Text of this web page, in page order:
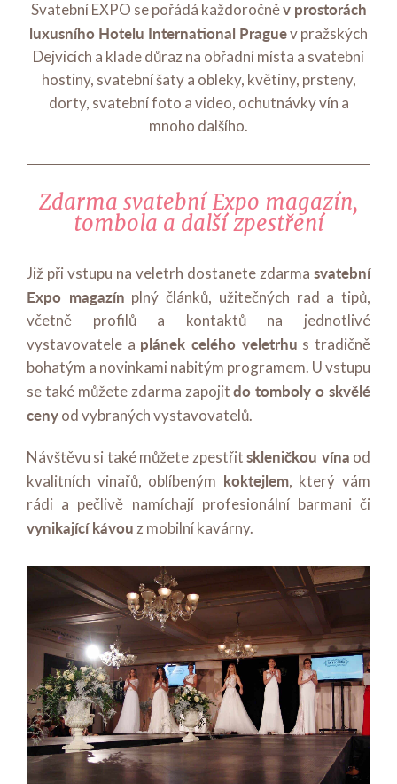
Svatební EXPO se pořádá každoročněv prostorách
luxusního Hotelu International Praguev pražských
Dejvicích a klade důraz na obřadní místa a svatební
hostiny, svatební šaty a obleky, květiny, prsteny,
dorty, svatební foto a video, ochutnávky vín a
mnoho dalšího.
Zdarma svatební Expo magazín,
tombola a další zpestření
Již při vstupu na veletrh dostanete zdarma svatební
Expo magazín plný článků, užitečných rad a tipů,
včetně profilů a kontaktů na jednotlivé
vystavovatele a plánek celého veletrhu s tradičně
bohatým a novinkami nabitým programem. U vstupu
se také můžete zdarma zapojitdo tomboly o skvělé
cenyod vybraných vystavovatelů.
Návštěvu si také můžete zpestřitskleničkou vína od
kvalitních vinařů, oblíbeným koktejlem, který vám
rádi a pečlivě namíchají profesionální barmani či
vynikající kávou z mobilní kavárny.